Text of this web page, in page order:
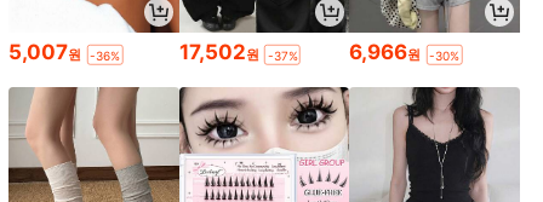
5,007원 -36% 17,502원 -37% 6,966원 -30%